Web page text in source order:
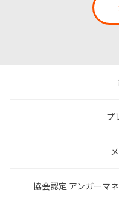
プ
協会認定 アンガーマ